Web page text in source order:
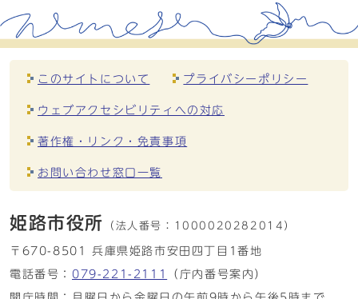
このサイトについて プライバシーポリシー
ウェブアクセシビリティへの対応
著作権・リンク・免責事項
お問い合わせ窓口一覧
姫路市役所 （法人番号： 1000020282014）
〒670-8501 兵庫県姫路市安田四丁目1番地
電話番号： 079-221-2111
（庁内番号案内）